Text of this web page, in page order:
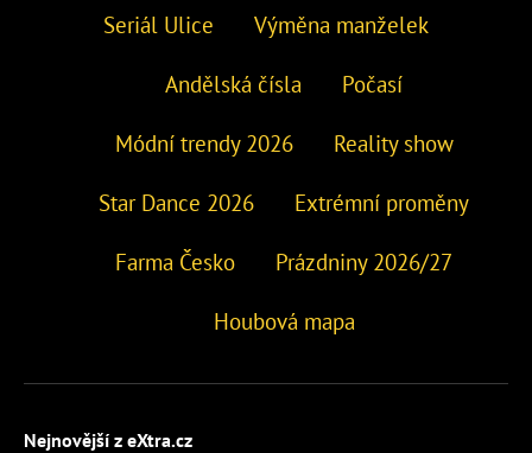
Seriál Ulice Výměna manželek
Andělská čísla Počasí
Módní trendy 2026 Reality show
Star Dance 2026 Extrémní proměny
Farma Česko Prázdniny 2026/27
Houbová mapa
Nejnovější z eXtra.cz